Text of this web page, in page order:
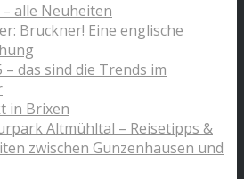
alle Neuheiten
Bruckner! Eine englische
– das sind die Trends im
in Brixen
Altmühltal – Reisetipps &
zwischen Gunzenhausen und